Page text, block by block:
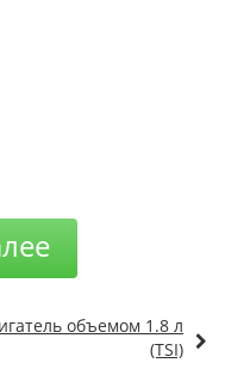
объемом 1.8 л
(TSI)